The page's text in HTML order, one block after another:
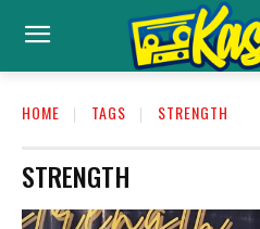
HOME TAGS STRENGTH
STRENGTH